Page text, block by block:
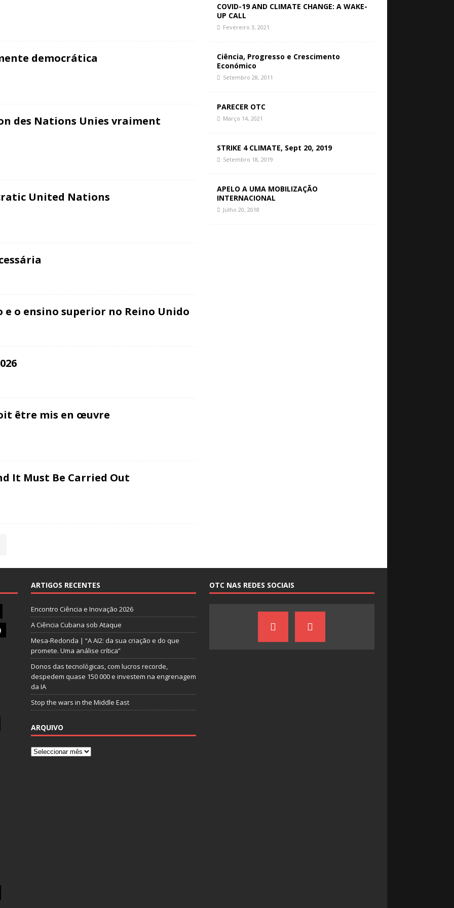
democrática
des Nations Unies vraiment
United Nations
o ensino superior no Reino Unido
être mis en œuvre
It Must Be Carried Out
COVID-19 AND CLIMATE CHANGE: A WAKE-
UP CALL
Fevereiro 3, 2021
Ciência, Progresso e Crescimento
Económico
Setembro 28, 2011
PARECER OTC
Março 14, 2021
STRIKE 4 CLIMATE, Sept 20, 2019
Setembro 18, 2019
APELO A UMA MOBILIZAÇÃO
INTERNACIONAL
Julho 20, 2018
ARTIGOS RECENTES
Encontro Ciência e Inovação 2026
A Ciência Cubana sob Ataque
Mesa-Redonda | “A AI2: da sua criação e do que
promete. Uma análise crítica”
Donos das tecnológicas, com lucros recorde,
despedem quase 150 000 e investem na engrenagem
da IA
Stop the wars in the Middle East
ARQUIVO
OTC NAS REDES SOCIAIS